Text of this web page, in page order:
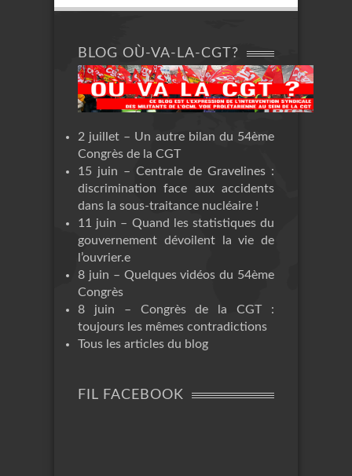
BLOG OÙ-VA-LA-CGT?
2 juillet – Un autre bilan du 54ème
Congrès de la CGT
15 juin – Centrale de Gravelines :
discrimination face aux accidents
dans la sous-traitance nucléaire !
11 juin – Quand les statistiques du
gouvernement dévoilent la vie de
l’ouvrier.e
8 juin – Quelques vidéos du 54ème
Congrès
8 juin – Congrès de la CGT :
toujours les mêmes contradictions
Tous les articles du blog
FIL FACEBOOK